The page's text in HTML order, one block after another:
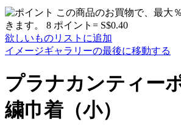
この商品のお買物で、最大
きます。 8 ポイント= S$0.40
欲しいものリストに追加
イメージギャラリーの最後に移動する
プラナカンティー
繍巾着（小）